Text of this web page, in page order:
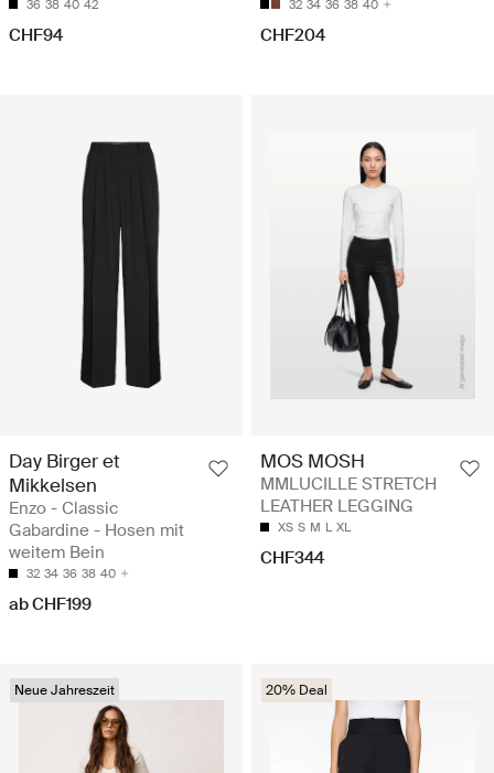
36 38 40 42
CHF94
32 34 36 38 40
CHF204
Day Birger et
Mikkelsen
Enzo - Classic
Gabardine - Hosen mit
weitem Bein
32 34 36 38 40
ab CHF199
MOS MOSH
MMLUCILLE STRETCH
LEATHER LEGGING
XS S M L XL
CHF344
Neue Jahreszeit 20% Deal